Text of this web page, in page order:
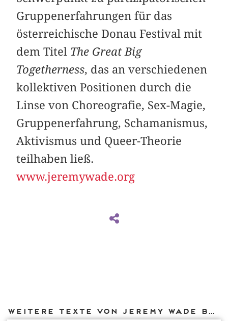
Gruppenerfahrungen für das
österreichische Donau Festival mit
dem Titel The Great Big
Togetherness, das an verschiedenen
kollektiven Positionen durch die
Linse von Choreografie, Sex-Magie,
Gruppenerfahrung, Schamanismus,
Aktivismus und Queer-Theorie
teilhaben ließ.
www.jeremywade.org
Weitere Texte von Jeremy Wade bei DIAPHANES